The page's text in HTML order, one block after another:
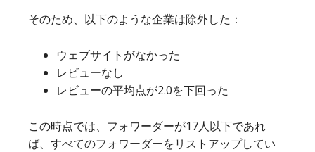
そのため、以下のような企業は除外した：
ウェブサイトがなかった
レビューなし
レビューの平均点が2.0を下回った
この時点では、フォワーダーが17人以下であれ
ば、すべてのフォワーダーをリストアップしてい